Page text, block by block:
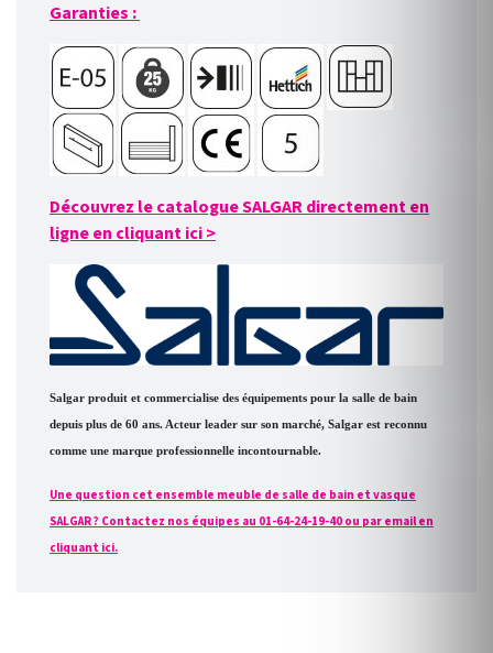
Garanties :
Découvrez le catalogue SALGAR directement en
ligne en cliquant ici>
Salgar produit et commercialise des équipements pour la salle de bain
depuis plus de 60 ans. Acteur leader sur son marché, Salgar est reconnu
comme une marque professionnelle incontournable.
Une question cet ensemble meuble de salle de bain et vasque
SALGAR ? Contactez nos équipes au 01-64-24-19-40 ou par email en
cliquant ici.